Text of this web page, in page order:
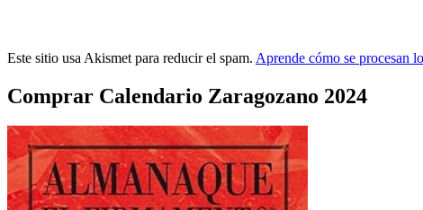
Este sitio usa Akismet para reducir el spam. Aprende cómo se procesan
Comprar Calendario Zaragozano 2024